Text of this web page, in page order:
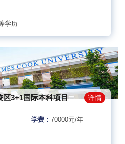
学历
区3+1国际本科项目 详情
学费： 70000元/年